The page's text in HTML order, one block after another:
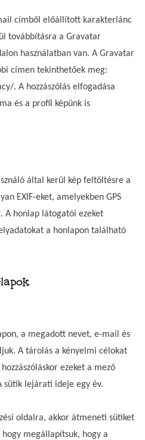
címből előállított karakterlánc
továbbításra a Gravatar
használatban van. A Gravatar
címen tekinthetőek meg:
. A hozzászólás elfogadása
és a profil képünk is
által kerül kép feltöltésre a
EXIF-eket, amelyekben GPS
A honlap látogatói ezeket
a honlapon található
a megadott nevet, e-mail és
A tárolás a kényelmi célokat
ezeket a mező
lejárati ideje egy év.
oldalra, akkor átmeneti sütiket
megállapítsuk, hogy a